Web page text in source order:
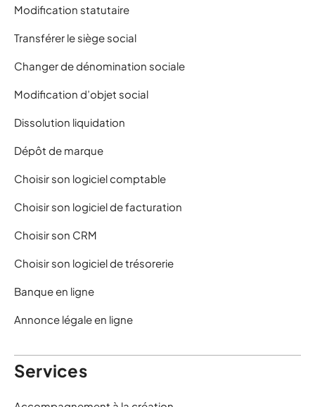
Modification statutaire
Transférer le siège social
Changer de dénomination sociale
Modification d’objet social
Dissolution liquidation
Dépôt de marque
Choisir son logiciel comptable
Choisir son logiciel de facturation
Choisir son CRM
Choisir son logiciel de trésorerie
Banque en ligne
Annonce légale en ligne
Services